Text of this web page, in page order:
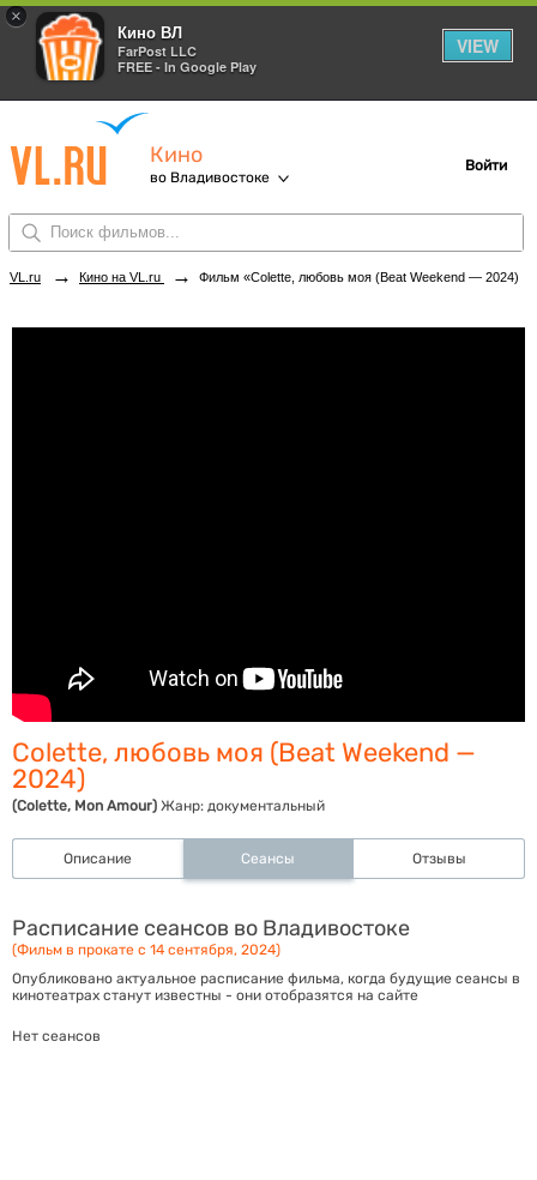
×
Кино ВЛ
FarPost LLC
FREE - In Google Play
VIEW
Кино
во Владивостоке
Войти
VL.ru → Кино на VL.ru → Фильм «Colette, любовь моя (Beat Weekend — 2024)» в кинотеатрах Владивостока. Купить билеты!
Colette, любовь моя (Beat Weekend —
2024)
(Colette, Mon Amour) Жанр: документальный
Описание Сеансы Отзывы
Расписание сеансов во Владивостоке
(Фильм в прокате с 14 сентября, 2024)
Опубликовано актуальное расписание фильма, когда будущие сеансы в
кинотеатрах станут известны - они отобразятся на сайте
Нет сеансов